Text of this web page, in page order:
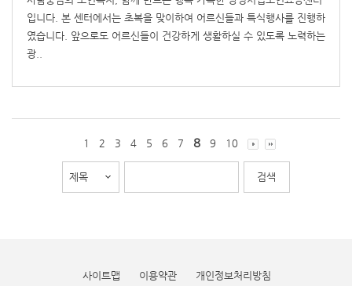
입니다. 본 센터에서는 초복을 맞이하여 어르신들과 특식행사를 진행하
였습니다. 앞으로도 어르신들이 건강하게 생활하실 수 있도록 노력하는
광..
1 2 3 4 5 6 7 8 9 10
사이트맵 이용약관 개인정보처리방침